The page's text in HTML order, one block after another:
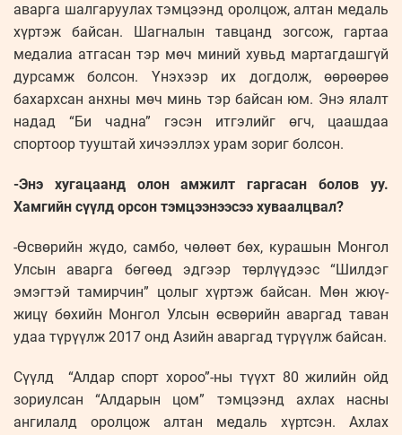
аварга шалгаруулах тэмцээнд оролцож, алтан медаль
хүртэж байсан. Шагналын тавцанд зогсож, гартаа
медалиа атгасан тэр мөч миний хувьд мартагдашгүй
дурсамж болсон. Үнэхээр их догдолж, өөрөөрөө
бахархсан анхны мөч минь тэр байсан юм. Энэ ялалт
надад “Би чадна” гэсэн итгэлийг өгч, цаашдаа
спортоор тууштай хичээллэх урам зориг болсон.
-Энэ хугацаанд олон амжилт гаргасан болов уу.
Хамгийн сүүлд орсон тэмцээнээсээ хуваалцвал?
-Өсвөрийн жүдо, самбо, чөлөөт бөх, курашын Монгол
Улсын аварга бөгөөд эдгээр төрлүүдээс “Шилдэг
эмэгтэй тамирчин” цолыг хүртэж байсан. Мөн жюү-
жицү бөхийн Монгол Улсын өсвөрийн аваргад таван
удаа түрүүлж 2017 онд Азийн аваргад түрүүлж байсан.
Сүүлд “Алдар спорт хороо”-ны түүхт 80 жилийн ойд
зориулсан “Алдарын цом” тэмцээнд ахлах насны
ангилалд оролцож алтан медаль хүртсэн. Ахлах